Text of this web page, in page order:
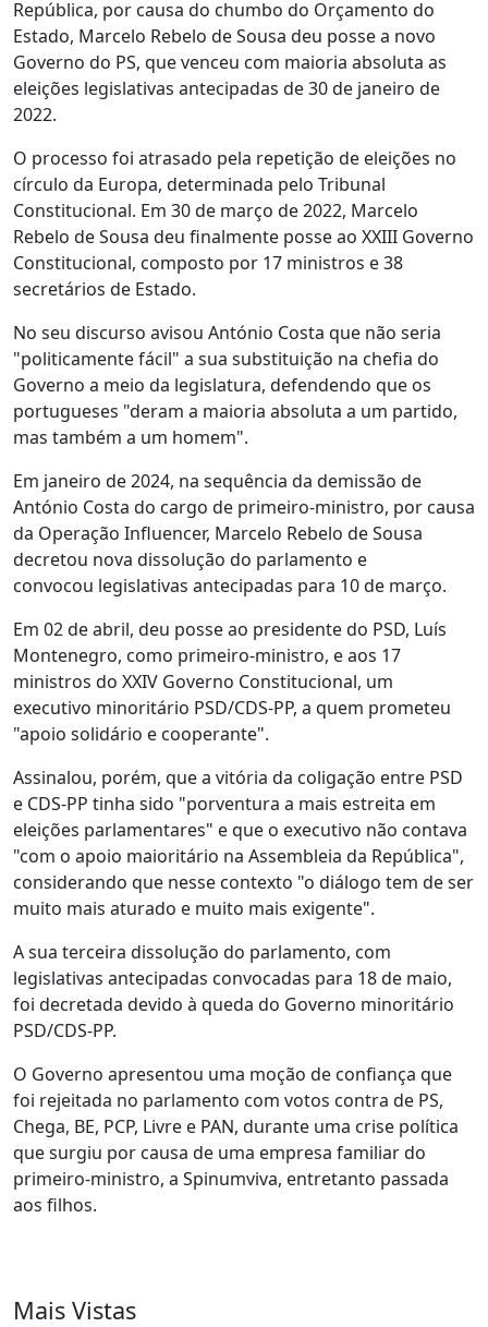
República, por causa do chumbo do Orçamento do
Estado, Marcelo Rebelo de Sousa deu posse a novo
Governo do PS, que venceu com maioria absoluta as
eleições legislativas antecipadas de 30 de janeiro de
2022.
O processo foi atrasado pela repetição de eleições no
círculo da Europa, determinada pelo Tribunal
Constitucional. Em 30 de março de 2022, Marcelo
Rebelo de Sousa deu finalmente posse ao XXIII Governo
Constitucional, composto por 17 ministros e 38
secretários de Estado.
No seu discurso avisou António Costa que não seria
"politicamente fácil" a sua substituição na chefia do
Governo a meio da legislatura, defendendo que os
portugueses "deram a maioria absoluta a um partido,
mas também a um homem".
Em janeiro de 2024, na sequência da demissão de
António Costa do cargo de primeiro-ministro, por causa
da Operação Influencer, Marcelo Rebelo de Sousa
decretou nova dissolução do parlamento e
convocou legislativas antecipadas para 10 de março.
Em 02 de abril, deu posse ao presidente do PSD, Luís
Montenegro, como primeiro-ministro, e aos 17
ministros do XXIV Governo Constitucional, um
executivo minoritário PSD/CDS-PP, a quem prometeu
"apoio solidário e cooperante".
Assinalou, porém, que a vitória da coligação entre PSD
e CDS-PP tinha sido "porventura a mais estreita em
eleições parlamentares" e que o executivo não contava
"com o apoio maioritário na Assembleia da República",
considerando que nesse contexto "o diálogo tem de ser
muito mais aturado e muito mais exigente".
A sua terceira dissolução do parlamento, com
legislativas antecipadas convocadas para 18 de maio,
foi decretada devido à queda do Governo minoritário
PSD/CDS-PP.
O Governo apresentou uma moção de confiança que
foi rejeitada no parlamento com votos contra de PS,
Chega, BE, PCP, Livre e PAN, durante uma crise política
que surgiu por causa de uma empresa familiar do
primeiro-ministro, a Spinumviva, entretanto passada
aos filhos.
Mais Vistas